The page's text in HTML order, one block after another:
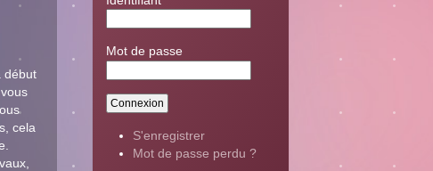
début
cela
Mot de passe
S'enregistrer
Mot de passe perdu ?